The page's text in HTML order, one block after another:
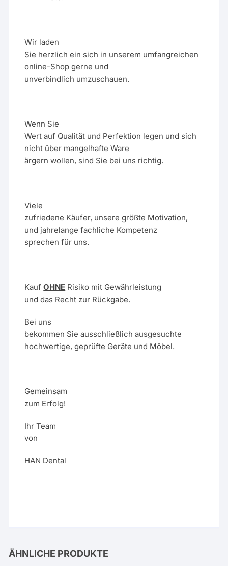
Wir laden
Sie herzlich ein sich in unserem umfangreichen
online-Shop gerne und
unverbindlich umzuschauen.
Wenn Sie
Wert auf Qualität und Perfektion legen und sich
nicht über mangelhafte Ware
ärgern wollen, sind Sie bei uns richtig.
Viele
zufriedene Käufer, unsere größte Motivation,
und jahrelange fachliche Kompetenz
sprechen für uns.
KaufOHNE Risiko mit Gewährleistung
und das Recht zur Rückgabe.
Bei uns
bekommen Sie ausschließlich ausgesuchte
hochwertige, geprüfte Geräte und Möbel.
Gemeinsam
zum Erfolg!
Ihr Team
von
HAN Dental
ÄHNLICHE PRODUKTE